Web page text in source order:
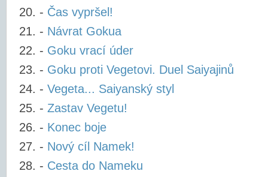
- Čas vypršel!
- Návrat Gokua
- Goku vrací úder
- Goku proti Vegetovi. Duel Saiyajinů
- Vegeta... Saiyanský styl
- Zastav Vegetu!
- Konec boje
- Nový cíl Namek!
- Cesta do Nameku